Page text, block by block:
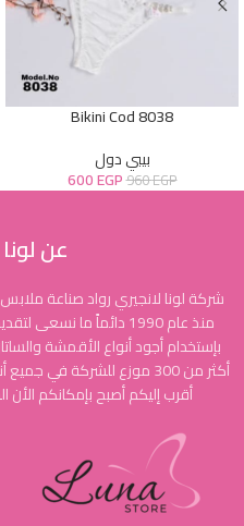
Bikini Cod 8038
بيبي دول
960EGP
600EGP
عن
شركة لونا لانجيري رواد صناعة
منذ عام 1990 دائماً ما
بإستخدام أجود أنواع الأقمشة
أكثر من 300 موزع للشركة
أقرب إليكم أصبح بإمكانكم